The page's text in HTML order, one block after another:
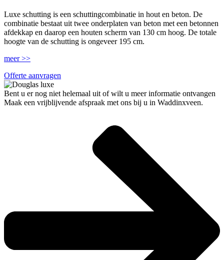
Luxe schutting is een schuttingcombinatie in hout en beton. De
combinatie bestaat uit twee onderplaten van beton met een betonnen
afdekkap en daarop een houten scherm van 130 cm hoog. De totale
hoogte van de schutting is ongeveer 195 cm.
meer >>
Offerte aanvragen
Bent u er nog niet helemaal uit of wilt u meer informatie ontvangen
Maak een vrijblijvende afspraak met ons bij u in Waddinxveen.